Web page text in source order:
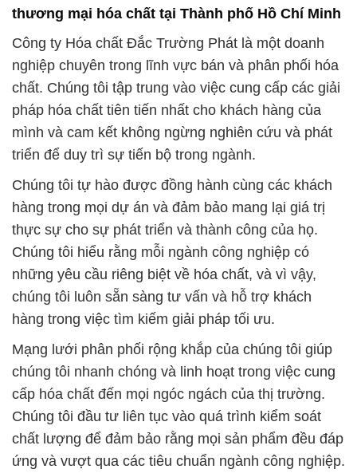
pháp hóa chất tiên tiến nhất cho khách hàng của
mình và cam kết không ngừng nghiên cứu và phát
triển để duy trì sự tiến bộ trong ngành.
Chúng tôi tự hào được đồng hành cùng các khách
hàng trong mọi dự án và đảm bảo mang lại giá trị
thực sự cho sự phát triển và thành công của họ.
Chúng tôi hiểu rằng mỗi ngành công nghiệp có
những yêu cầu riêng biệt về hóa chất, và vì vậy,
chúng tôi luôn sẵn sàng tư vấn và hỗ trợ khách
hàng trong việc tìm kiếm giải pháp tối ưu.
Mạng lưới phân phối rộng khắp của chúng tôi giúp
chúng tôi nhanh chóng và linh hoạt trong việc cung
cấp hóa chất đến mọi ngóc ngách của thị trường.
Chúng tôi đầu tư liên tục vào quá trình kiểm soát
chất lượng để đảm bảo rằng mọi sản phẩm đều đáp
ứng và vượt qua các tiêu chuẩn ngành công nghiệp.
Danh tiếng vững chắc của chúng tôi là kết quả của
sự cam kết không ngừng, chất lượng không đổi và
mối quan hệ đối tác mà chúng tôi xây dựng với
khách hàng và đối tác trong ngành công nghiệp hóa